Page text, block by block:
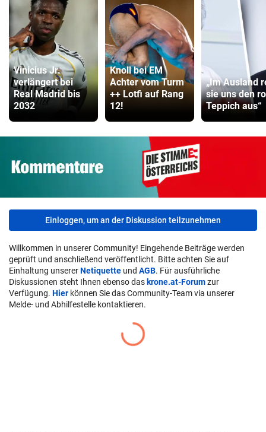
Vinicius Jr.
verlängert bei
Real Madrid bis
2032
Knoll bei EM
Achter vom Turm
++ Lotfi auf Rang
12!
„Im Ausland
sie uns den
Teppich aus“
Einloggen, um an der Diskussion teilzunehmen
Willkommen in unserer Community! Eingehende Beiträge werden
geprüft und anschließend veröffentlicht. Bitte achten Sie auf
Einhaltung unsererNetiquette und AGB. Für ausführliche
Diskussionen steht Ihnen ebenso das krone.at-Forumzur
Verfügung. Hier können Sie das Community-Team via unserer
Melde- und Abhilfestelle kontaktieren.